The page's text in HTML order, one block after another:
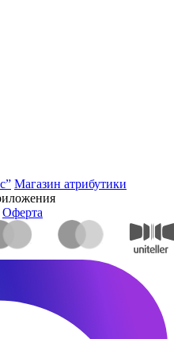
Магазин атрибутики
Оферта